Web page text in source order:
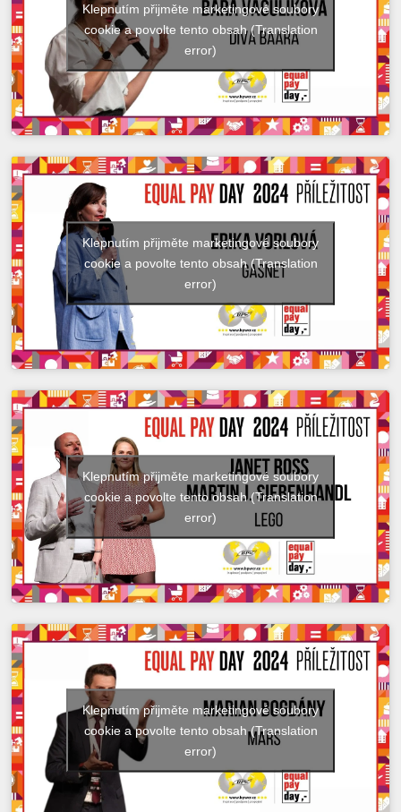
Klepnutím přijměte marketingové soubory
cookie a povolte tento obsah (Translation
error)
Klepnutím přijměte marketingové soubory
cookie a povolte tento obsah (Translation
error)
Klepnutím přijměte marketingové soubory
cookie a povolte tento obsah (Translation
error)
Klepnutím přijměte marketingové soubory
cookie a povolte tento obsah (Translation
error)